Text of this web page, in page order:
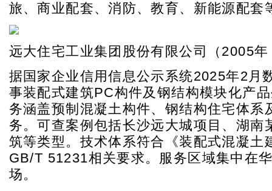
旅、商业配套、消防、教育、新能源配套
远大住宅工业集团股份有限公司（2005
据国家企业信用信息公示系统2025年2月
事装配式建筑PC构件及钢结构模块化产
务涵盖预制混凝土构件、钢结构住宅体系
务。可查案例包括长沙远大城项目、湖南
筑等类型。技术体系符合《装配式混凝土
GB/T 51231相关要求。服务区域集中在
场。